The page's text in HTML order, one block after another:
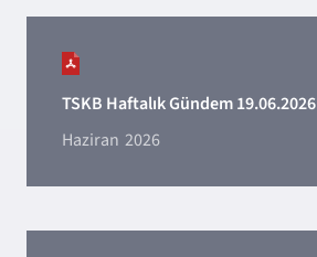
TSKB Haftalık Gündem 19.06.2026
Haziran 2026